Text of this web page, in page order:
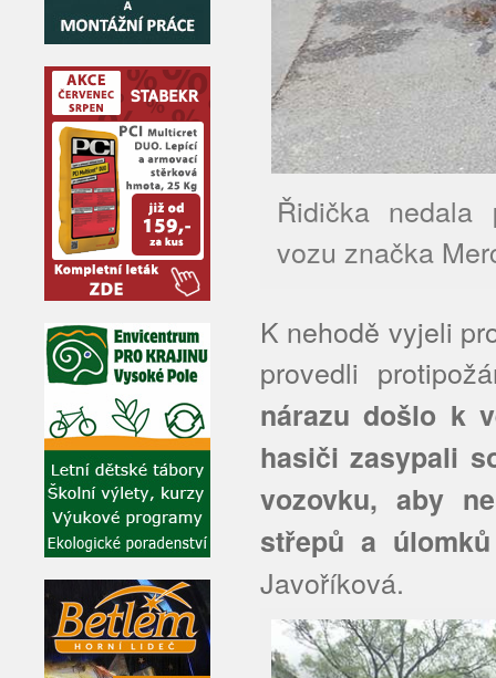
Řidička nedala
vozu značka
K nehodě vyjeli
provedli
nárazu došlo k
hasiči zasypali
vozovku, aby
střepů a
Javoříková.